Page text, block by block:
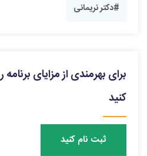
#دکتر نریمانی
برای بهرمندی از مزایای
کنید
ثبت نام کنید